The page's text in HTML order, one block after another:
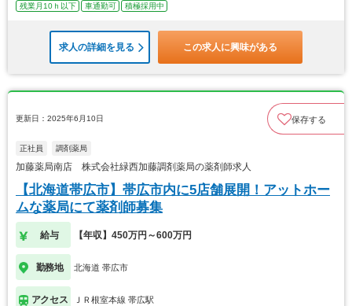
残業月10ｈ以下 車通勤可 積極採用中
求人の詳細を見る この求人に興味がある
更新日：2025年6月10日 保存する
正社員 調剤薬局
加藤薬局南店 株式会社緑西加藤調剤薬局の薬剤師求人
【北海道帯広市】帯広市内に5店舗展開！アットホー
ムな薬局にて薬剤師募集
給与 【年収】450万円～600万円
勤務地 北海道 帯広市
アクセス ＪＲ根室本線 帯広駅